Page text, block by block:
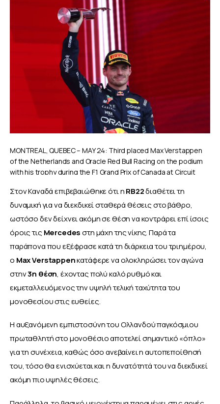
MONTREAL, QUEBEC – MAY 24: Third placed Max Verstappen
of the Netherlands and Oracle Red Bull Racing on the podium
with his trophy during the F1 Grand Prix of Canada at Circuit
by Peter Fox/Getty Images) // Getty Images / Red Bull Content
Pool // SI202605250032 // Usage for editorial use only //
Στον Καναδά επιβεβαιώθηκε ότι η RB22 διαθέτει τη
δυναμική για να διεκδικεί σταθερά θέσεις στο βάθρο,
ωστόσο δεν δείχνει ακόμη σε θέση να κοντράρει επί ίσοις
όροις τις Mercedes στη μάχη της νίκης. Παρά τα
παράπονα που εξέφρασε κατά τη διάρκεια του τριημέρου,
ο Max Verstappen κατάφερε να ολοκληρώσει τον αγώνα
στην 3η θέση, έχοντας πολύ καλό ρυθμό και
εκμεταλλευόμενος την υψηλή τελική ταχύτητα του
μονοθεσίου στις ευθείες.
Η αυξανόμενη εμπιστοσύνη του Ολλανδού παγκόσμιου
πρωταθλητή στο μονοθέσιο αποτελεί σημαντικό «όπλο»
για τη συνέχεια, καθώς όσο ανεβαίνει η αυτοπεποίθησή
του, τόσο θα ενισχύεται και η δυνατότητά του να διεκδικεί
ακόμη πιο υψηλές θέσεις.